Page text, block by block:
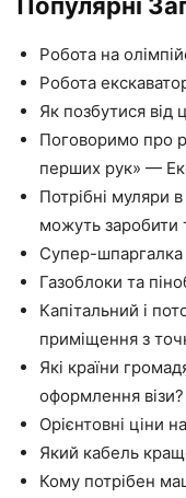
Робота на
Робота
Як позбутися від
Поговоримо про
перших рук» —
Потрібні муляри
можуть заробити
Супер-шпаргалка
Газоблоки та
Капітальний і
приміщення з
Які країни
оформлення візи?
Орієнтовні ціни
Який кабель
Кому потрібен